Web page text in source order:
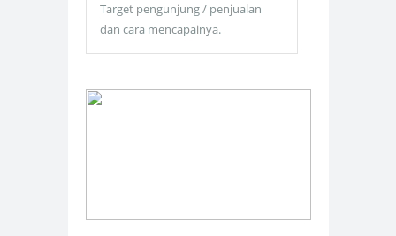
Target pengunjung / penjualan
dan cara mencapainya.